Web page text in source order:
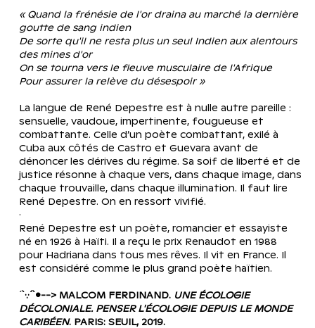
« Quand la frénésie de l'or draina au marché la dernière
goutte de sang indien
De sorte qu'il ne resta plus un seul Indien aux alentours
des mines d'or
On se tourna vers le fleuve musculaire de l'Afrique
Pour assurer la relève du désespoir »
La langue de René Depestre est à nulle autre pareille :
sensuelle, vaudoue, impertinente, fougueuse et
combattante. Celle d’un poète combattant, exilé à
Cuba aux côtés de Castro et Guevara avant de
dénoncer les dérives du régime. Sa soif de liberté et de
justice résonne à chaque vers, dans chaque image, dans
chaque trouvaille, dans chaque illumination. Il faut lire
René Depestre. On en ressort vivifié.
·
René Depestre est un poète, romancier et essayiste
né en 1926 à Haïti. Il a reçu le prix Renaudot en 1988
pour Hadriana dans tous mes rêves. Il vit en France. Il
est considéré comme le plus grand poète haïtien.
`·.·´`•--> MALCOM FERDINAND. UNE ÉCOLOGIE
DÉCOLONIALE. PENSER L'ÉCOLOGIE DEPUIS LE MONDE
CARIBÉEN. PARIS: SEUIL, 2019.